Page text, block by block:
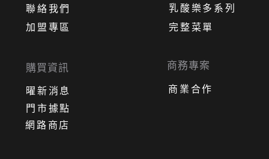
網路商店
門市據點
曜新消息
購買資訊
聯絡我們
加盟專區
商務專案
商業合作
乳酸樂多系列
完整菜單